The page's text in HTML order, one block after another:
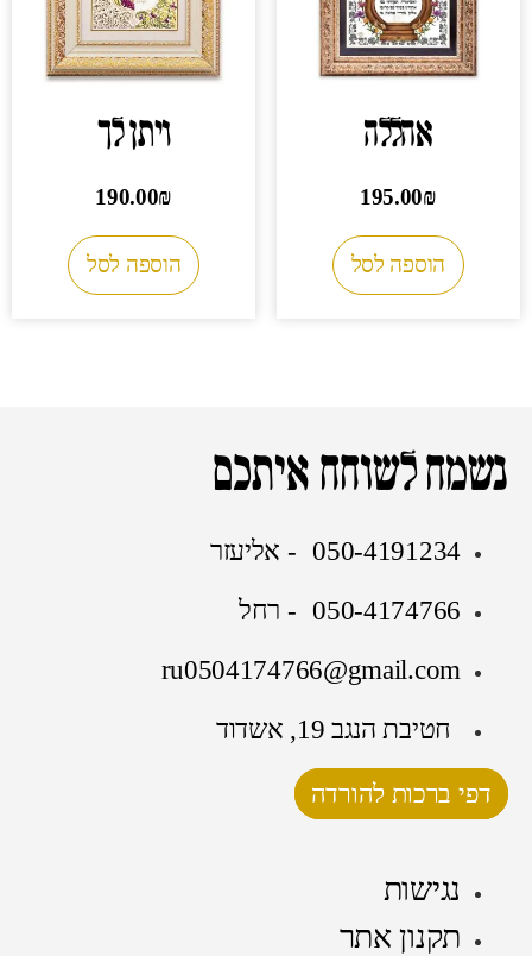
אהללה
195.00₪
הוספה לסל
ויתן לך
190.00₪
הוספה לסל
נשמח לשוחח איתכם
050-4191234 - אליעזר
050-4174766 - רחל
ru0504174766@gmail.com
חטיבת הנגב 19, אשדוד
דפי ברכות להורדה
נגישות
תקנון אתר